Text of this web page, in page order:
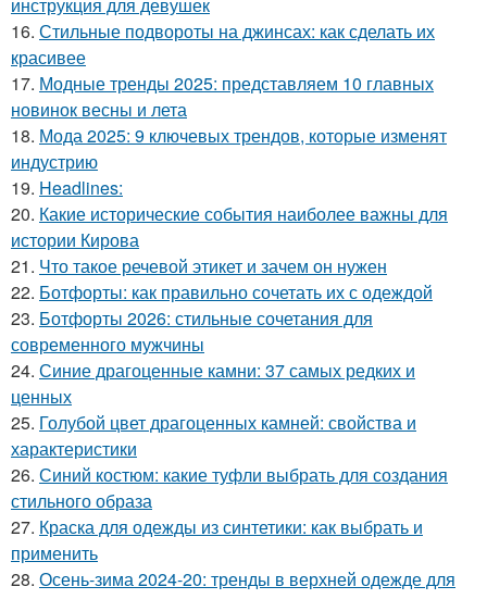
16. Стильные подвороты на джинсах: как сделать их
красивее
17. Модные тренды 2025: представляем 10 главных
новинок весны и лета
18. Мода 2025: 9 ключевых трендов, которые изменят
индустрию
19. Headlines:
20. Какие исторические события наиболее важны для
истории Кирова
21. Что такое речевой этикет и зачем он нужен
22. Ботфорты: как правильно сочетать их с одеждой
23. Ботфорты 2026: стильные сочетания для
современного мужчины
24. Синие драгоценные камни: 37 самых редких и
ценных
25. Голубой цвет драгоценных камней: свойства и
характеристики
26. Синий костюм: какие туфли выбрать для создания
стильного образа
27. Краска для одежды из синтетики: как выбрать и
применить
28. Осень-зима 2024-20: тренды в верхней одежде для